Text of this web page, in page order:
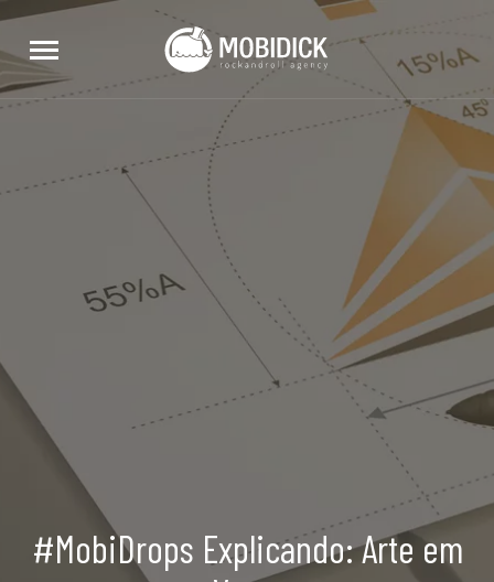
#MobiDrops Explicando: Arte em